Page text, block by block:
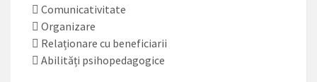
 Comunicativitate
 Organizare
 Relaționare cu beneficiarii
 Abilități psihopedagogice